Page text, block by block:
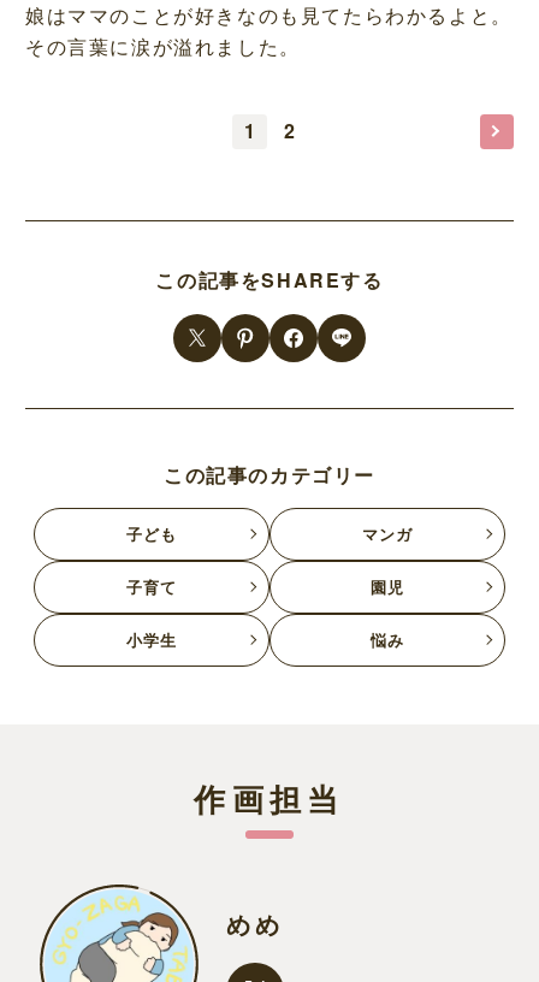
娘はママのことが好きなのも見てたらわかるよと。
その言葉に涙が溢れました。
1 2
この記事をSHAREする
この記事のカテゴリー
子ども マンガ
子育て 園児
小学生 悩み
作画担当
めめ